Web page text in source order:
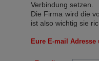
Verbindung setzen.
Die Firma wird die
ist also wichtig sie
Eure E-mail